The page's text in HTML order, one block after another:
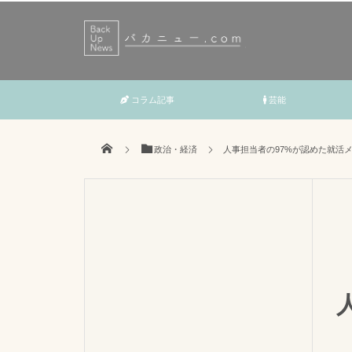
コラム記事 芸能
政治・経済 人事担当者の97%が認めた就活